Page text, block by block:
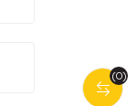
(0)